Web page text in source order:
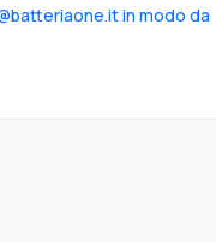
in modo da